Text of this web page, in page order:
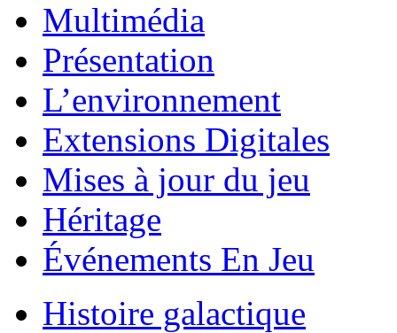
Multimédia
Présentation
L’environnement
Extensions Digitales
Mises à jour du jeu
Héritage
Événements En Jeu
Histoire galactique